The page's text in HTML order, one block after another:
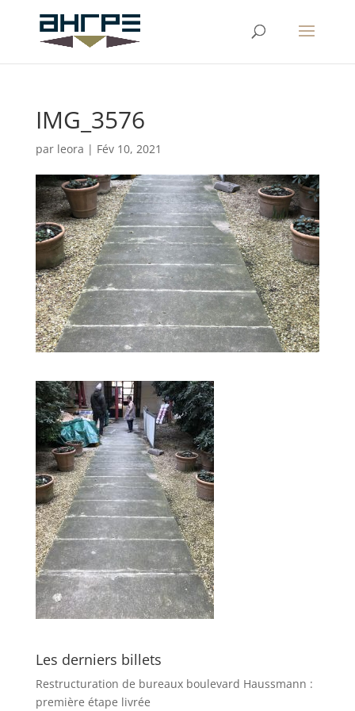
IMG_3576
par leora | Fév 10, 2021
Les derniers billets
Restructuration de bureaux boulevard Haussmann :
première étape livrée